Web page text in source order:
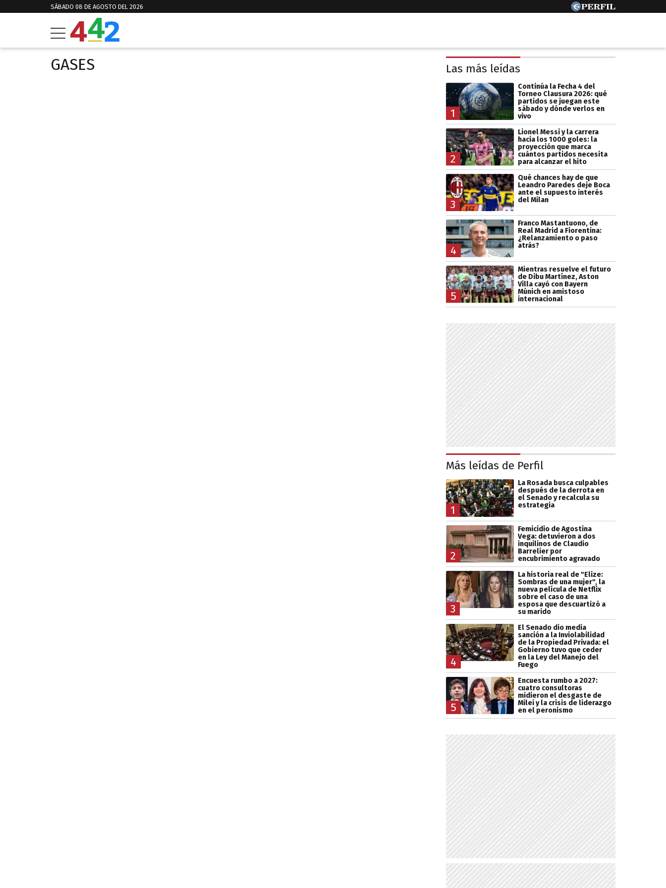
SÁBADO 08 DE AGOSTO DEL 2026
GASES Las más leídas
1
Continúa la Fecha 4 del
Torneo Clausura 2026: qué
partidos se juegan este
sábado y dónde verlos en
vivo
2
Lionel Messi y la carrera
hacia los 1000 goles: la
proyección que marca
cuántos partidos necesita
para alcanzar el hito
3
Qué chances hay de que
Leandro Paredes deje Boca
ante el supuesto interés
del Milan
4
Franco Mastantuono, de
Real Madrid a Fiorentina:
¿Relanzamiento o paso
atrás?
5
Mientras resuelve el futuro
de Dibu Martínez, Aston
Villa cayó con Bayern
Múnich en amistoso
internacional
Más leídas de Perfil
1
La Rosada busca culpables
después de la derrota en
el Senado y recalcula su
estrategia
2
Femicidio de Agostina
Vega: detuvieron a dos
inquilinos de Claudio
Barrelier por
encubrimiento agravado
3
La historia real de "Elize:
Sombras de una mujer", la
nueva película de Netflix
sobre el caso de una
esposa que descuartizó a
su marido
4
El Senado dio media
sanción a la Inviolabilidad
de la Propiedad Privada: el
Gobierno tuvo que ceder
en la Ley del Manejo del
Fuego
5
Encuesta rumbo a 2027:
cuatro consultoras
midieron el desgaste de
Milei y la crisis de liderazgo
en el peronismo